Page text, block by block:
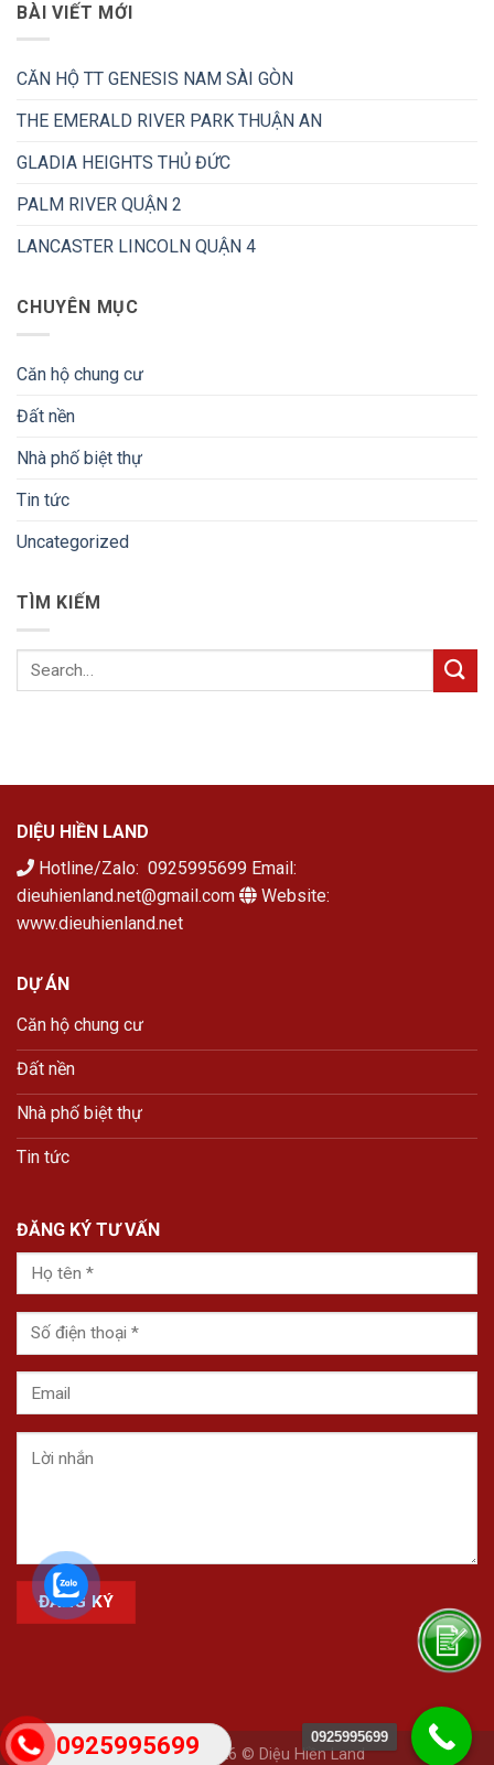
0925995699
BÀI VIẾT MỚI
CĂN HỘ TT GENESIS NAM SÀI GÒN
THE EMERALD RIVER PARK THUẬN AN
GLADIA HEIGHTS THỦ ĐỨC
PALM RIVER QUẬN 2
LANCASTER LINCOLN QUẬN 4
CHUYÊN MỤC
Căn hộ chung cư
Đất nền
Nhà phố biệt thự
Tin tức
Uncategorized
TÌM KIẾM
DIỆU HIỀN LAND
Hotline/Zalo: 0925995699 Email:
dieuhienland.net@gmail.com
Website:
www.dieuhienland.net
DỰ ÁN
Căn hộ chung cư
Đất nền
Nhà phố biệt thự
Tin tức
ĐĂNG KÝ TƯ VẤN
Copyright 2026 © Diệu Hiền Land
0925995699